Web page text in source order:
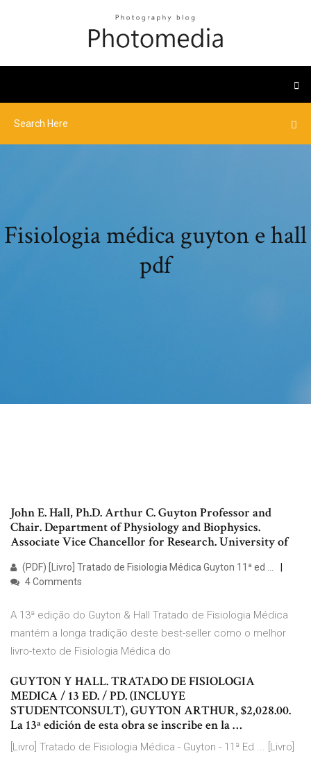
Fisiologia médica guyton e hall
pdf
John E. Hall, Ph.D. Arthur C. Guyton Professor and
Chair. Department of Physiology and Biophysics.
Associate Vice Chancellor for Research. University of
(PDF) [Livro] Tratado de Fisiologia Médica Guyton 11ª ed ...
4 Comments
A 13ª edição do Guyton & Hall Tratado de Fisiologia Médica
mantém a longa tradição deste best-seller como o melhor
livro-texto de Fisiologia Médica do
GUYTON Y HALL. TRATADO DE FISIOLOGIA
MEDICA / 13 ED. / PD. (INCLUYE
STUDENTCONSULT), GUYTON ARTHUR, $2,028.00.
La 13ª edición de esta obra se inscribe en la …
[Livro] Tratado de Fisiologia Médica - Guyton - 11ª Ed ... [Livro]